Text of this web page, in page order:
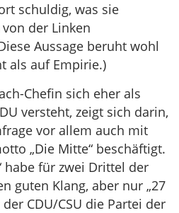
schuldig, was sie
der Linken
Aussage beruht wohl
als auf Empirie.)
Chefin sich eher als
versteht, zeigt sich darin,
vor allem auch mit
„Die Mitte“ beschäftigt.
habe für zwei Drittel der
guten Klang, aber nur „27
CDU/CSU die Partei der